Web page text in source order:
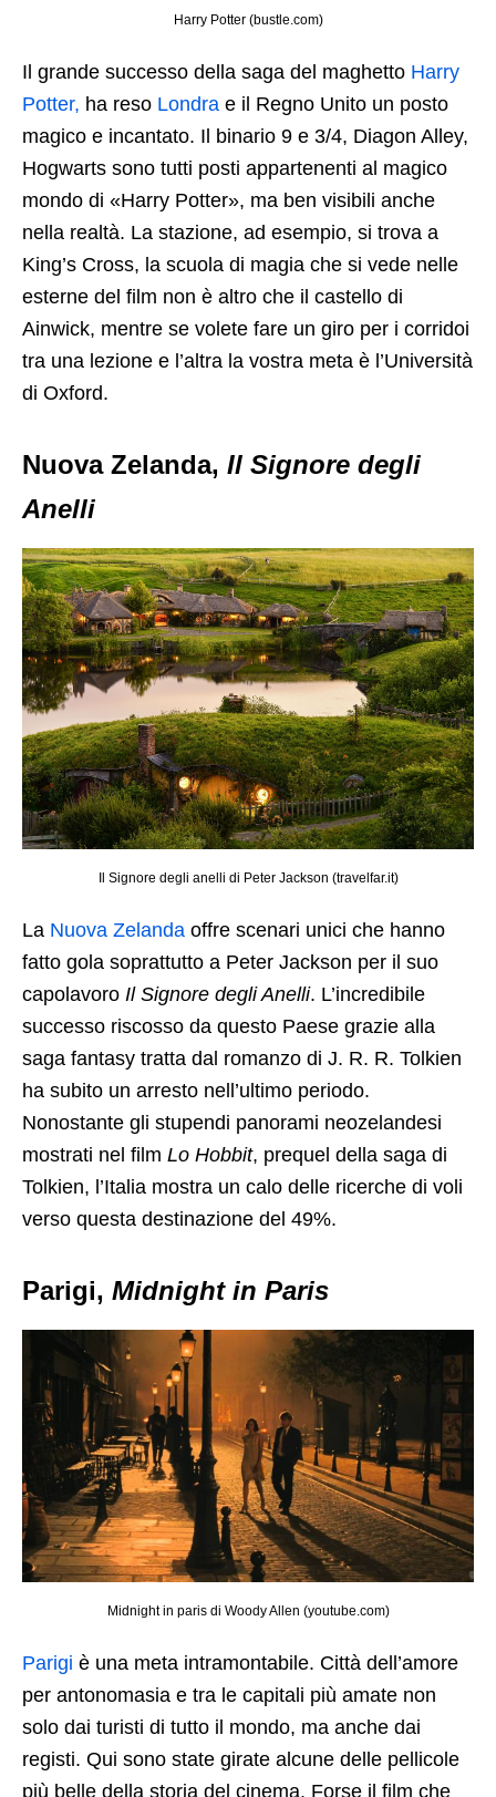
Harry Potter (bustle.com)
Il grande successo della saga del maghetto Harry
Potter, ha reso Londra e il Regno Unito un posto
magico e incantato. Il binario 9 e 3/4, Diagon Alley,
Hogwarts sono tutti posti appartenenti al magico
mondo di «Harry Potter», ma ben visibili anche
nella realtà. La stazione, ad esempio, si trova a
King’s Cross, la scuola di magia che si vede nelle
esterne del film non è altro che il castello di
Ainwick, mentre se volete fare un giro per i corridoi
tra una lezione e l’altra la vostra meta è l’Università
di Oxford.
Nuova Zelanda, Il Signore degli
Anelli
Il Signore degli anelli di Peter Jackson (travelfar.it)
La Nuova Zelanda offre scenari unici che hanno
fatto gola soprattutto a Peter Jackson per il suo
capolavoro Il Signore degli Anelli. L’incredibile
successo riscosso da questo Paese grazie alla
saga fantasy tratta dal romanzo di J. R. R. Tolkien
ha subito un arresto nell’ultimo periodo.
Nonostante gli stupendi panorami neozelandesi
mostrati nel film Lo Hobbit, prequel della saga di
Tolkien, l’Italia mostra un calo delle ricerche di voli
verso questa destinazione del 49%.
Parigi, Midnight in Paris
Midnight in paris di Woody Allen (youtube.com)
Parigi è una meta intramontabile. Città dell’amore
per antonomasia e tra le capitali più amate non
solo dai turisti di tutto il mondo, ma anche dai
registi. Qui sono state girate alcune delle pellicole
più belle della storia del cinema. Forse il film che